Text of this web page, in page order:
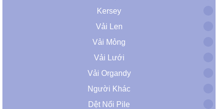
Kersey
Vải Len
Vải Mỏng
Vải Lưới
Vải Organdy
Người Khác
Dệt Nổi Pile